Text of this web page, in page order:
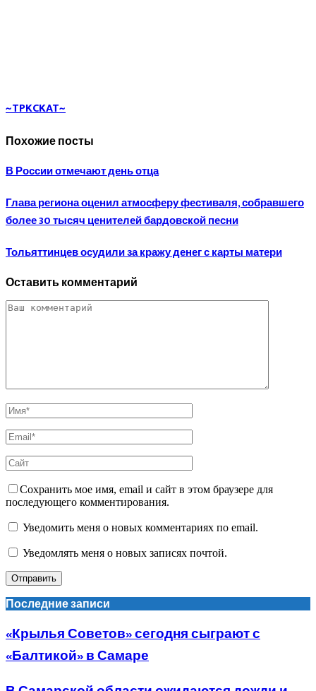
~TPKCKAT~
Похожие посты
В России отмечают день отца
Глава региона оценил атмосферу фестиваля, собравшего
более 30 тысяч ценителей бардовской песни
Тольяттинцев осудили за кражу денег с карты матери
Оставить комментарий
Сохранить мое имя, email и сайт в этом браузере для
последующего комментирования.
Уведомить меня о новых комментариях по email.
Уведомлять меня о новых записях почтой.
Последние записи
«Крылья Советов» сегодня сыграют с
«Балтикой» в Самаре